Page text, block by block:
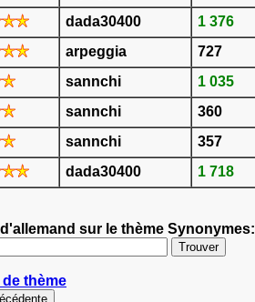
dada30400 1 376
arpeggia 727
sannchi 1 035
sannchi 360
sannchi 357
dada30400 1 718
sur le thème Synonymes:
thème